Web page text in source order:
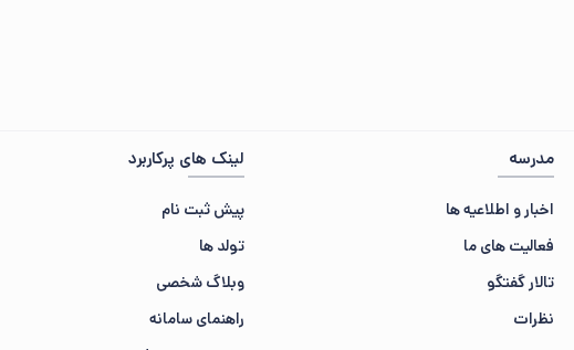
مدرسه
اخبار و اطلاعیه ها
فعالیت های ما
تالار گفتگو
نظرات
لینک های پرکاربرد
پیش ثبت نام
تولد ها
وبلاگ شخصی
راهنمای سامانه